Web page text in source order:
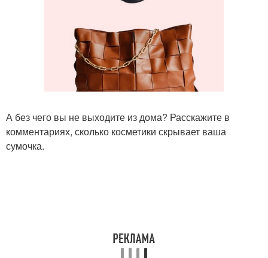
А без чего вы не выходите из дома? Расскажите в
комментариях, сколько косметики скрывает ваша
сумочка.